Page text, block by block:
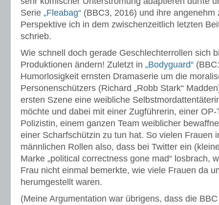
Serie „Fleabag“ (BBC3, 2016) und ihre
Perspektive ich in dem zwischenzeitlich letzten
schrieb.
Wie schnell doch gerade Geschlechterrollen sich
Produktionen ändern! Zuletzt in „Bodyguard“
Humorlosigkeit ernsten Dramaserie um die
Personenschützers (Richard „Robb Stark“
ersten Szene eine weibliche
möchte und dabei mit einer Zugführerin, einer
Polizistin, einem ganzen Team weiblicher
einer Scharfschützin zu tun hat. So vielen Frauen
männlichen Rollen also, dass bei Twitter ein
Marke „political correctness gone mad“ losbrach,
Frau nicht einmal bemerkte, wie viele Frauen da
herumgestellt waren.
(Meine Argumentation war übrigens, dass die